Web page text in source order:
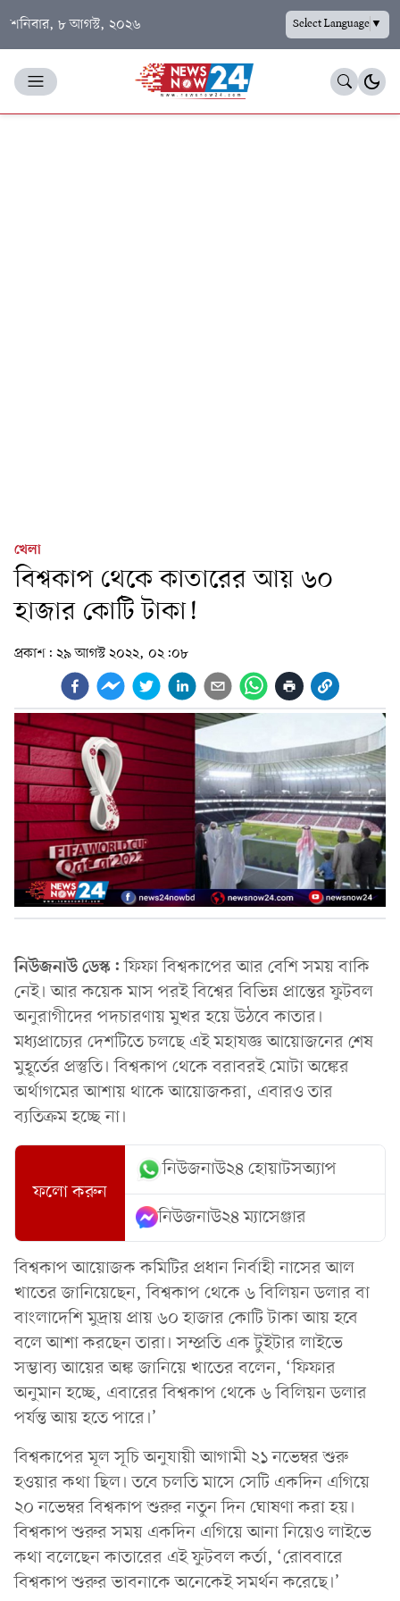
শনিবার, ৮ আগস্ট, ২০২৬ Select Language▼
খেলা
বিশ্বকাপ থেকে কাতারের আয় ৬০
হাজার কোটি টাকা!
প্রকাশ: ২৯ আগস্ট ২০২২, ০২:০৮
নিউজনাউ ডেস্ক:ফিফা বিশ্বকাপের আর বেশি সময় বাকি
নেই। আর কয়েক মাস পরই বিশ্বের বিভিন্ন প্রান্তের ফুটবল
অনুরাগীদের পদচারণায় মুখর হয়ে উঠবে কাতার।
মধ্যপ্রাচ্যের দেশটিতে চলছে এই মহাযজ্ঞ আয়োজনের শেষ
মুহূর্তের প্রস্তুতি। বিশ্বকাপ থেকে বরাবরই মোটা অঙ্কের
অর্থাগমের আশায় থাকে আয়োজকরা, এবারও তার
ব্যতিক্রম হচ্ছে না।
ফলো করুন
নিউজনাউ২৪ হোয়াটসঅ্যাপ
নিউজনাউ২৪ ম্যাসেঞ্জার
বিশ্বকাপ আয়োজক কমিটির প্রধান নির্বাহী নাসের আল
খাতের জানিয়েছেন, বিশ্বকাপ থেকে ৬ বিলিয়ন ডলার বা
বাংলাদেশি মুদ্রায় প্রায় ৬০ হাজার কোটি টাকা আয় হবে
বলে আশা করছেন তারা। সম্প্রতি এক টুইটার লাইভে
সম্ভাব্য আয়ের অঙ্ক জানিয়ে খাতের বলেন, ‘ফিফার
অনুমান হচ্ছে, এবারের বিশ্বকাপ থেকে ৬ বিলিয়ন ডলার
পর্যন্ত আয় হতে পারে।’
বিশ্বকাপের মূল সূচি অনুযায়ী আগামী ২১ নভেম্বর শুরু
হওয়ার কথা ছিল। তবে চলতি মাসে সেটি একদিন এগিয়ে
২০ নভেম্বর বিশ্বকাপ শুরুর নতুন দিন ঘোষণা করা হয়।
বিশ্বকাপ শুরুর সময় একদিন এগিয়ে আনা নিয়েও লাইভে
কথা বলেছেন কাতারের এই ফুটবল কর্তা, ‘রোববারে
বিশ্বকাপ শুরুর ভাবনাকে অনেকেই সমর্থন করেছে।’